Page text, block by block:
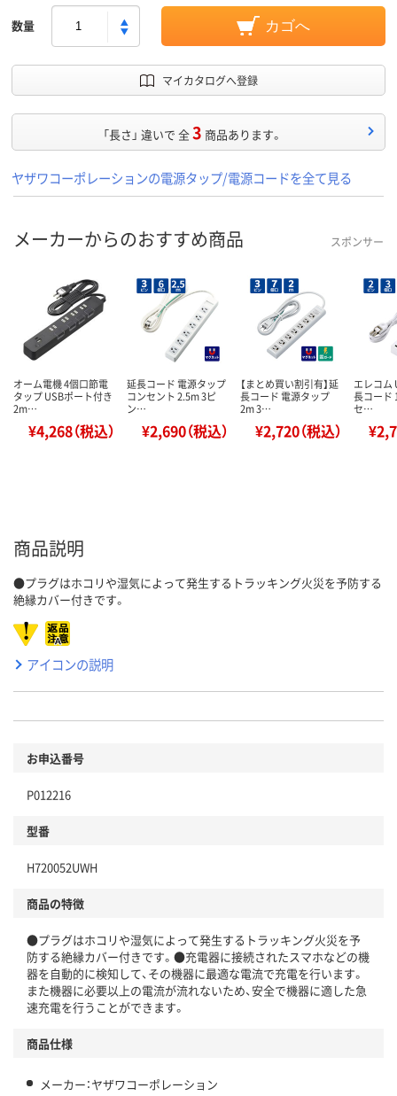
数量 カゴへ
マイカタログへ登録
「長さ」 違いで 全3 商品あります。
ヤザワコーポレーションの電源タップ/電源コードを全て見る
メーカーからのおすすめ商品 スポンサー
オーム電機 4個口節電
タップ USBポート付き
2m…
¥4,268（税込）
延長コード 電源タップ
コンセント 2.5m 3ピ
ン…
¥2,690（税込）
【まとめ買い割引有】延
長コード 電源タップ
2m 3…
¥2,720（税込）
エレコム
長コード
セ…
商品説明
●プラグはホコリや湿気によって発生するトラッキング火災を予防する
絶縁カバー付きです。
アイコンの説明
お申込番号
P012216
型番
H720052UWH
商品の特徴
●プラグはホコリや湿気によって発生するトラッキング火災を予
防する絶縁カバー付きです。●充電器に接続されたスマホなどの機
器を自動的に検知して、その機器に最適な電流で充電を行います。
また機器に必要以上の電流が流れないため、安全で機器に適した急
速充電を行うことができます。
商品仕様
メーカー：ヤザワコーポレーション